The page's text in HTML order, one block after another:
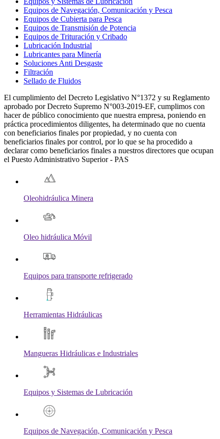
Equipos de Navegación, Comunicación y Pesca
Equipos de Cubierta para Pesca
Equipos de Transmisión de Potencia
Equipos de Trituración y Cribado
Lubricación Industrial
Lubricantes para Minería
Soluciones Anti Desgaste
Filtración
Sellado de Fluidos
El cumplimiento del Decreto Legislativo N°1372 y su Reglamento
aprobado por Decreto Supremo N°003-2019-EF, cumplimos con
hacer de público conocimiento que nuestra empresa, poniendo en
práctica procedimientos diligentes, ha determinado que no cuenta
con beneficiarios finales por propiedad, y no cuenta con
beneficiarios finales por control, por lo que se ha procedido a
declarar como beneficiarios finales a nuestros directores que ocupan
el Puesto Administrativo Superior - PAS
Oleohidráulica Minera
Oleo hidráulica Móvil
Equipos para transporte refrigerado
Herramientas Hidráulicas
Mangueras Hidráulicas e Industriales
Equipos y Sistemas de Lubricación
Equipos de Navegación, Comunicación y Pesca